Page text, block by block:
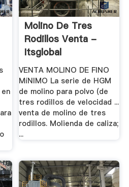
Molino De Tres
Rodillos Venta -
Itsglobal
VENTA MOLINO DE FINO
MíNIMO La serie de HGM
de molino para polvo (de
tres rodillos de velocidad ...
venta de molino de tres
rodillos. Molienda de caliza;
...